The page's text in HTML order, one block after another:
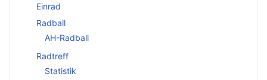
Einrad
Radball
AH-Radball
Radtreff
Statistik